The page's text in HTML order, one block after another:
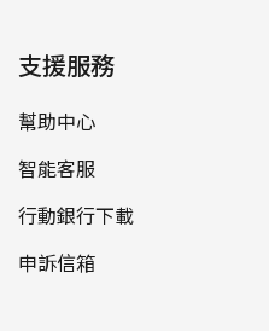
支援服務
幫助中心
智能客服
行動銀行下載
申訴信箱